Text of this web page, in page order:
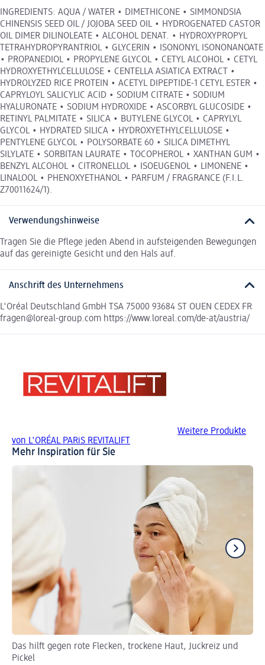
INGREDIENTS: AQUA / WATER • DIMETHICONE • SIMMONDSIA
CHINENSIS SEED OIL / JOJOBA SEED OIL • HYDROGENATED CASTOR
OIL DIMER DILINOLEATE • ALCOHOL DENAT. • HYDROXYPROPYL
TETRAHYDROPYRANTRIOL • GLYCERIN • ISONONYL ISONONANOATE
• PROPANEDIOL • PROPYLENE GLYCOL • CETYL ALCOHOL • CETYL
HYDROXYETHYLCELLULOSE • CENTELLA ASIATICA EXTRACT •
HYDROLYZED RICE PROTEIN • ACETYL DIPEPTIDE-1 CETYL ESTER •
CAPRYLOYL SALICYLIC ACID • SODIUM CITRATE • SODIUM
HYALURONATE • SODIUM HYDROXIDE • ASCORBYL GLUCOSIDE •
RETINYL PALMITATE • SILICA • BUTYLENE GLYCOL • CAPRYLYL
GLYCOL • HYDRATED SILICA • HYDROXYETHYLCELLULOSE •
PENTYLENE GLYCOL • POLYSORBATE 60 • SILICA DIMETHYL
SILYLATE • SORBITAN LAURATE • TOCOPHEROL • XANTHAN GUM •
BENZYL ALCOHOL • CITRONELLOL • ISOEUGENOL • LIMONENE •
LINALOOL • PHENOXYETHANOL • PARFUM / FRAGRANCE (F.I.L.
Z70011624/1).
Verwendungshinweise
Tragen Sie die Pflege jeden Abend in aufsteigenden Bewegungen
auf das gereinigte Gesicht und den Hals auf.
Anschrift des Unternehmens
L'Oréal Deutschland GmbH TSA 75000 93684 ST OUEN CEDEX FR
fragen@loreal-group.com https://www.loreal.com/de-at/austria/
Weitere Produkte
von L'ORÉAL PARiS REVITALIFT
Mehr Inspiration für Sie
Das hilft gegen rote Flecken, trockene Haut, Juckreiz und
Pickel